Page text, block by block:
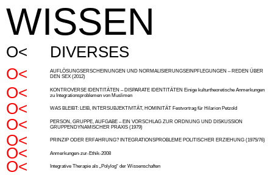
WISSEN
DIVERSES
AUFLÖSUNGSERSCHEINUNGEN UND NORMALISIERUNGSEINPFLEGUNGEN – REDEN ÜBER
DEN SEX (2012)
KONTROVERSE IDENTITÄTEN – DISPARATE IDENTITÄTEN Einige kulturtheoretische Anmerkungen
zu Integrationsproblemen von Muslimen
WAS BLEIBT: LEIB, INTERSUBJEKTIVITÄT, HOMINITÄT Festvortrag für Hilarion Petzold
PERSON, GRUPPE, AUFGABE – EIN VORSCHLAG ZUR ORDNUNG UND DISKUSSION
GRUPPENDYNAMISCHER PRAXIS (1979)
PRINZIP ODER ERFAHRUNG? INTEGRATIONSPROBLEME POLITISCHER ERZIEHUNG (1975/76)
Anmerkungen-zur-Ethik-2008
Integrative Therapie als „Polylog“ der Wissenschaften